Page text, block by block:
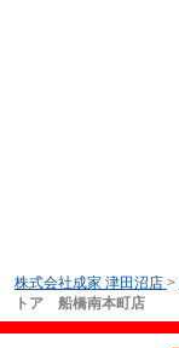
株式会社成家 津田沼店 >
トア 船橋南本町店